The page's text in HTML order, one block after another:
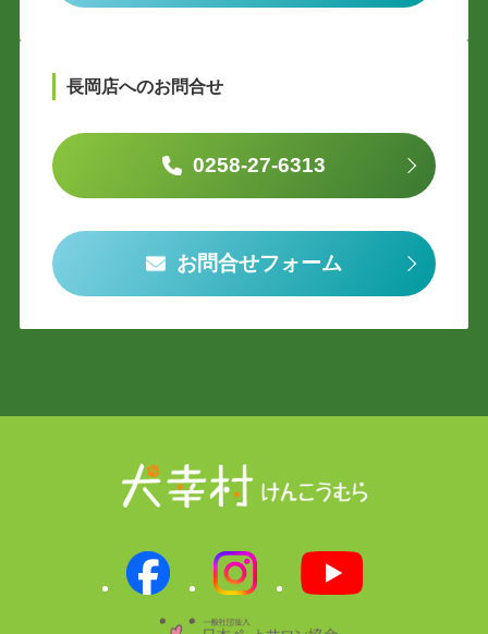
長岡店へのお問合せ
0258-27-6313
お問合せフォーム